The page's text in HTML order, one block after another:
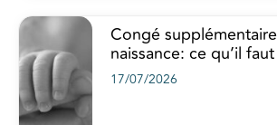
Congé
naissance: ce qu’il
17/07/2026